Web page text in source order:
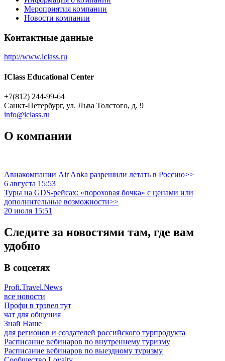
Мероприятия компании
Новости компании
Контактные данные
http://www.iclass.ru
IClass Educational Center
+7(812) 244-99-64
Санкт-Петербург, ул. Льва Толстого, д. 9
info@iclass.ru
О компании
Авиакомпании Air Anka разрешили летать в Россию>>
6 августа 15:53
Туры на GDS-рейсах: «пороховая бочка» с ценами или
дополнительные возможности>>
20 июля 15:51
Следите за новостями там, где вам
удобно
В соцсетях
Profi.Travel.News
все новости
Профи в трэвел тут
чат для общения
Знай Наше
для регионов и создателей российского турпродукта
Расписание вебинаров по внутреннему туризму
Расписание вебинаров по выездному туризму